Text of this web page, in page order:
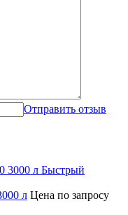
Отправить отзыв
Быстрый
л Цена по запросу